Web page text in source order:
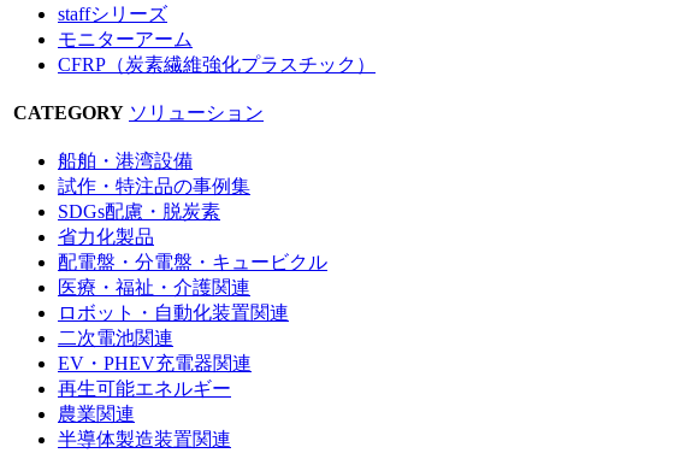
staffシリーズ
モニターアーム
CFRP（炭素繊維強化プラスチック）
CATEGORY ソリューション
船舶・港湾設備
試作・特注品の事例集
SDGs配慮・脱炭素
省力化製品
配電盤・分電盤・キュービクル
医療・福祉・介護関連
ロボット・自動化装置関連
二次電池関連
EV・PHEV充電器関連
再生可能エネルギー
農業関連
半導体製造装置関連